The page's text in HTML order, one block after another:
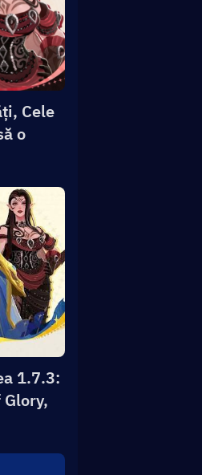
Cele
o
1.7.3: